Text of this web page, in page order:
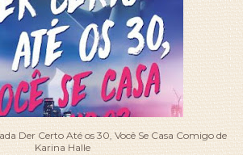
Der Certo Até os 30, Você Se Casa Comigo de
Karina Halle